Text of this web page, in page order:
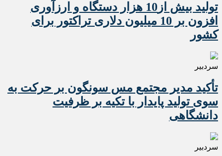
تولید بیش از10 هزار دستگاه و ارزآوری
افزون بر 10 میلیون دلاری تراکتور برای
کشور
سردبیر
تأکید مدیر مجتمع مس سونگون بر حرکت به
سوی تولید پایدار با تکیه بر ظرفیت
دانشگاهی
سردبیر